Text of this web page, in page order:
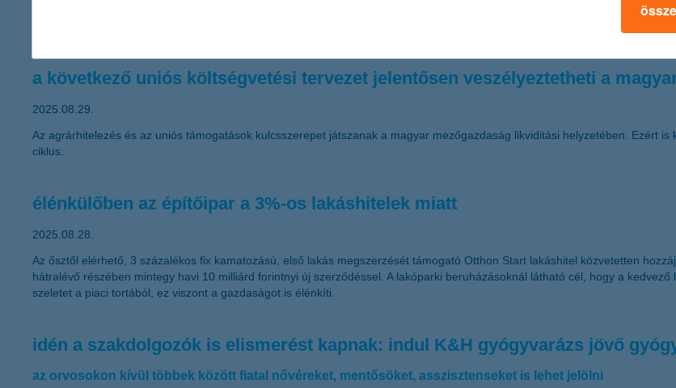
a következő uniós költségvetési tervezet jelentősen veszélyeztetheti a
2025.08.29.
Az agrárhitelezés és az uniós támogatások kulcsszerepet játszanak a magyar mezőgazdaság likviditási helyzetében. Ezért
ciklus.
élénkülőben az építőipar a 3%-os lakáshitelek miatt
2025.08.28.
Az ősztől elérhető, 3 százalékos fix kamatozású, első lakás megszerzését támogató Otthon Start lakáshitel közvetetten
hátralévő részében mintegy havi 10 milliárd forintnyi új szerződéssel. A lakóparki beruházásoknál látható cél, hogy a
szeletet a piaci tortából, ez viszont a gazdaságot is élénkíti.
idén a szakdolgozók is elismerést kapnak: indul K&H gyógyvarázs jövő
az orvosokon kívül többek között fiatal nővéreket, mentősöket, asszisztenseket is lehet jelölni